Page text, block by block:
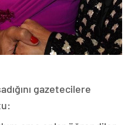
gazetecilere